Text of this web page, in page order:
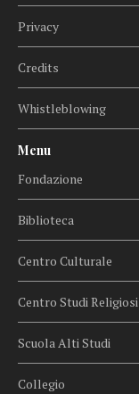
Privacy
Credits
Whistleblowing
Menu
Fondazione
Biblioteca
Centro Culturale
Centro Studi Religiosi
Scuola Alti Studi
Collegio